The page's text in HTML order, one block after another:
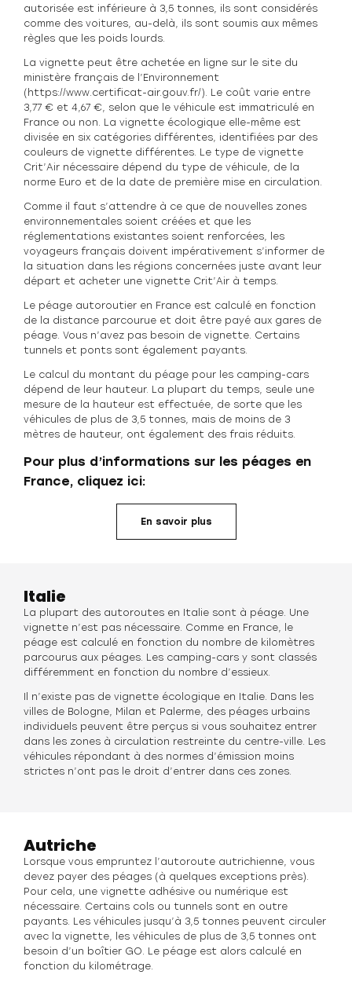
autorisée est inférieure à 3,5 tonnes, ils sont considérés
comme des voitures, au-delà, ils sont soumis aux mêmes
règles que les poids lourds.
La vignette peut être achetée en ligne sur le site du
ministère français de l’Environnement
(https://www.certificat-air.gouv.fr/). Le coût varie entre
3,77 € et 4,67 €, selon que le véhicule est immatriculé en
France ou non. La vignette écologique elle-même est
divisée en six catégories différentes, identifiées par des
couleurs de vignette différentes. Le type de vignette
Crit’Air nécessaire dépend du type de véhicule, de la
norme Euro et de la date de première mise en circulation.
Comme il faut s’attendre à ce que de nouvelles zones
environnementales soient créées et que les
réglementations existantes soient renforcées, les
voyageurs français doivent impérativement s’informer de
la situation dans les régions concernées juste avant leur
départ et acheter une vignette Crit’Air à temps.
Le péage autoroutier en France est calculé en fonction
de la distance parcourue et doit être payé aux gares de
péage. Vous n’avez pas besoin de vignette. Certains
tunnels et ponts sont également payants.
Le calcul du montant du péage pour les camping-cars
dépend de leur hauteur. La plupart du temps, seule une
mesure de la hauteur est effectuée, de sorte que les
véhicules de plus de 3,5 tonnes, mais de moins de 3
mètres de hauteur, ont également des frais réduits.
Pour plus d’informations sur les péages en
France, cliquez ici:
En savoir plus
Italie
La plupart des autoroutes en Italie sont à péage. Une
vignette n’est pas nécessaire. Comme en France, le
péage est calculé en fonction du nombre de kilomètres
parcourus aux péages. Les camping-cars y sont classés
différemment en fonction du nombre d’essieux.
Il n’existe pas de vignette écologique en Italie. Dans les
villes de Bologne, Milan et Palerme, des péages urbains
individuels peuvent être perçus si vous souhaitez entrer
dans les zones à circulation restreinte du centre-ville. Les
véhicules répondant à des normes d’émission moins
strictes n’ont pas le droit d’entrer dans ces zones.
Autriche
Lorsque vous empruntez l’autoroute autrichienne, vous
devez payer des péages (à quelques exceptions près).
Pour cela, une vignette adhésive ou numérique est
nécessaire. Certains cols ou tunnels sont en outre
payants. Les véhicules jusqu’à 3,5 tonnes peuvent circuler
avec la vignette, les véhicules de plus de 3,5 tonnes ont
besoin d’un boîtier GO. Le péage est alors calculé en
fonction du kilométrage.